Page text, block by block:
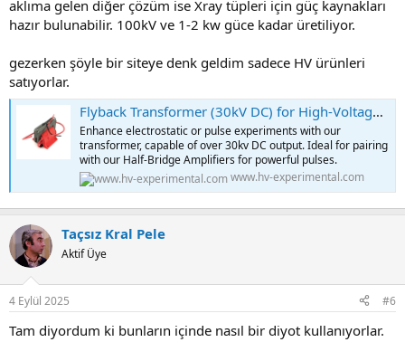
aklıma gelen diğer çözüm ise Xray tüpleri için güç kaynakları
hazır bulunabilir. 100kV ve 1-2 kw güce kadar üretiliyor.
gezerken şöyle bir siteye denk geldim sadece HV ürünleri
satıyorlar.
Flyback Transformer (30kV DC) for High-Voltage Experiments
Enhance electrostatic or pulse experiments with our
transformer, capable of over 30kv DC output. Ideal for pairing
with our Half-Bridge Amplifiers for powerful pulses.
www.hv-experimental.com
Taçsız Kral Pele
Aktif Üye
4 Eylül 2025 #6
Tam diyordum ki bunların içinde nasıl bir diyot kullanıyorlar.